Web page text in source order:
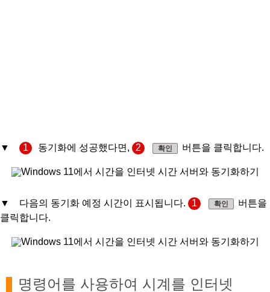
▼ 1 동기화에 성공했다면, 2 확인 버튼을 클릭합니다.
▼ 다음의 동기화 예정 시간이 표시됩니다. 1 확인
버튼을
클릭합니다.
명령어를 사용하여 시계를 인터넷